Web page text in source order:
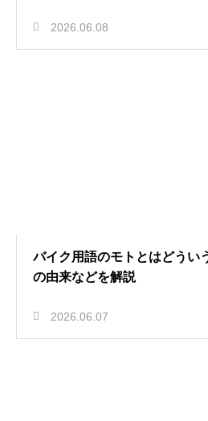
2026.06.08
バイク用語のモトとはどうい
の由来などを解説
2026.06.07